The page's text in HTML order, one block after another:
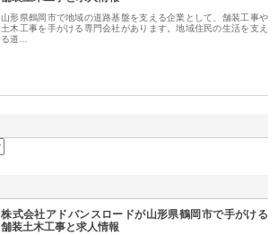
山形県鶴岡市で地域の道路基盤を支える企業として、舗装工事や
土木工事を手がける専門会社があります。地域住民の生活を支え
る道…
株式会社アドバンスロードが山形県鶴岡市で手がける
舗装土木工事と求人情報